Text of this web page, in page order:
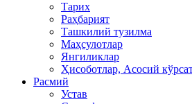
Тарих
Раҳбарият
Ташкилий тузилма
Маҳсулотлар
Янгиликлар
Ҳисоботлар, Асосий
Расмий
Устав